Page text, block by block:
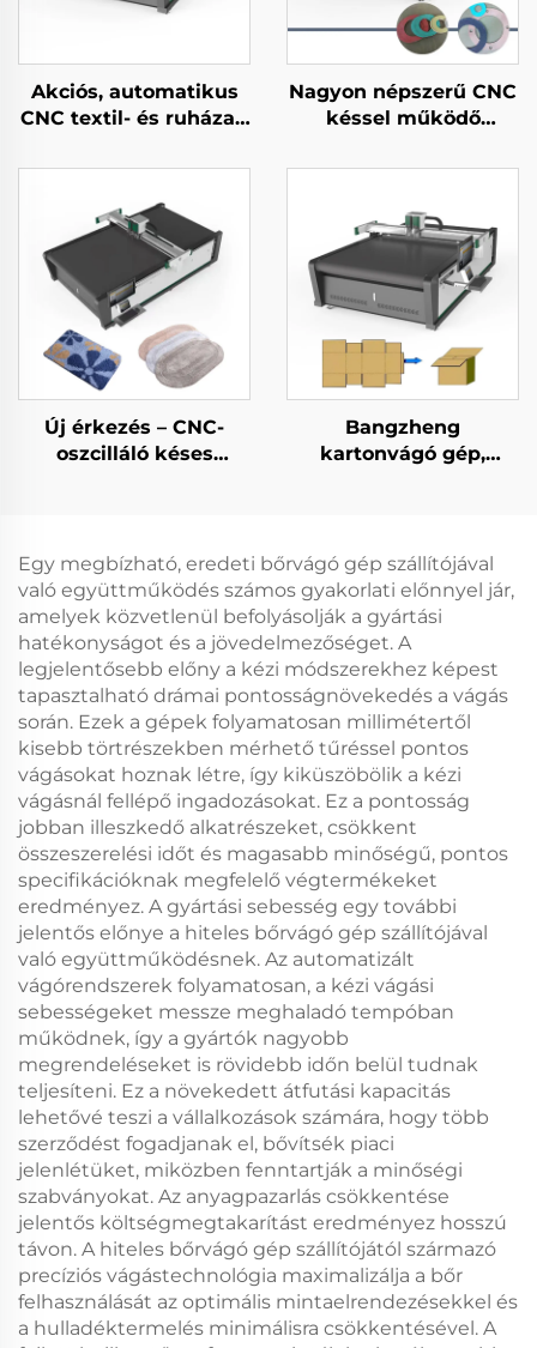
Akciós, automatikus
CNC textil- és ruházati
Nagyon népszerű CNC
késsel működő
gumitömítés- és
Új érkezés – CNC-
oszcilláló késes
gép
Bangzheng
kartonvágó gép,
Egy megbízható, eredeti bőrvágó gép szállítójával
való együttműködés számos gyakorlati előnnyel jár,
amelyek közvetlenül befolyásolják a gyártási
hatékonyságot és a jövedelmezőséget. A
legjelentősebb előny a kézi módszerekhez képest
tapasztalható drámai pontosságnövekedés a vágás
során. Ezek a gépek folyamatosan millimétertől
kisebb törtrészekben mérhető tűréssel pontos
vágásokat hoznak létre, így kiküszöbölik a kézi
vágásnál fellépő ingadozásokat. Ez a pontosság
jobban illeszkedő alkatrészeket, csökkent
összeszerelési időt és magasabb minőségű, pontos
specifikációknak megfelelő végtermékeket
eredményez. A gyártási sebesség egy további
jelentős előnye a hiteles bőrvágó gép szállítójával
való együttműködésnek. Az automatizált
vágórendszerek folyamatosan, a kézi vágási
sebességeket messze meghaladó tempóban
működnek, így a gyártók nagyobb
megrendeléseket is rövidebb időn belül tudnak
teljesíteni. Ez a növekedett átfutási kapacitás
lehetővé teszi a vállalkozások számára, hogy több
szerződést fogadjanak el, bővítsék piaci
jelenlétüket, miközben fenntartják a minőségi
szabványokat. Az anyagpazarlás csökkentése
jelentős költségmegtakarítást eredményez hosszú
távon. A hiteles bőrvágó gép szállítójától származó
precíziós vágástechnológia maximalizálja a bőr
felhasználását az optimális mintaelrendezésekkel és
a hulladéktermelés minimálisra csökkentésével. A